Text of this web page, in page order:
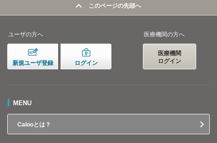
このページの先頭へ
ユーザの方へ
新規ユーザ登録 ログイン
医療機関の方へ
医療機関
ログイン
MENU
Calooとは？